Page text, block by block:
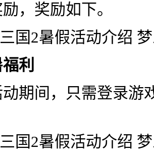
，奖励如下。
利
间，只需登录游